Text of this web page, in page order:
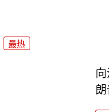
最热